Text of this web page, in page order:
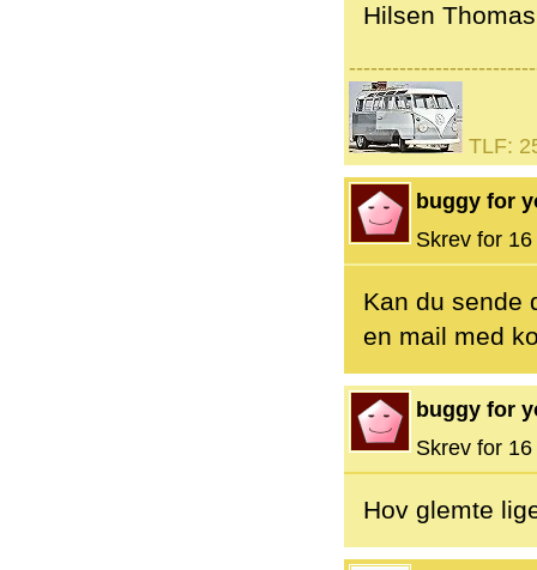
Hilsen Thomas
TLF:
buggy for
Skrev for
Kan du sende
en mail med
buggy for
Skrev for
Hov glemte